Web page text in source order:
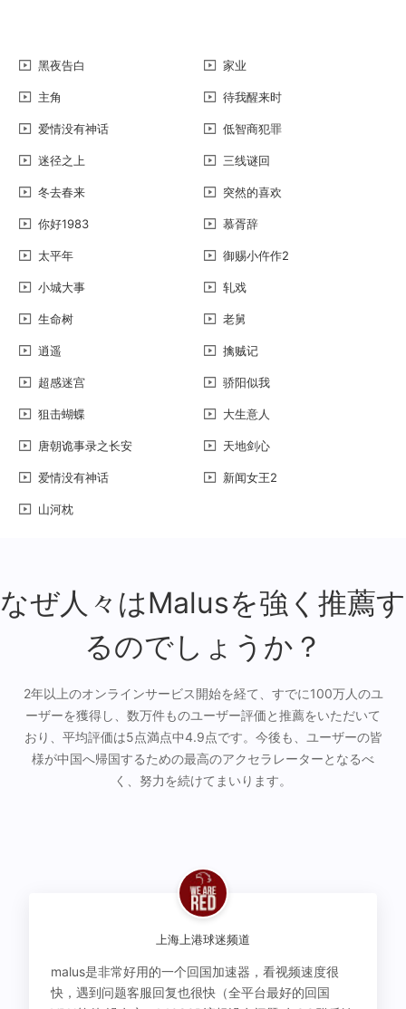
黑夜告白 家业
主角 待我醒来时
爱情没有神话 低智商犯罪
迷径之上 三线谜回
冬去春来 突然的喜欢
你好1983 慕胥辞
太平年 御赐小仵作2
小城大事 轧戏
生命树 老舅
逍遥 擒贼记
超感迷宫 骄阳似我
狙击蝴蝶 大生意人
唐朝诡事录之长安 天地剑心
爱情没有神话 新闻女王2
山河枕
なぜ人々はMalusを強く推薦す
るのでしょうか？
2年以上のオンラインサービス開始を経て、すでに100万人のユ
ーザーを獲得し、数万件ものユーザー評価と推薦をいただいて
おり、平均評価は5点満点中4.9点です。今後も、ユーザーの皆
様が中国へ帰国するための最高のアクセラレーターとなるべ
く、努力を続けてまいります。
上海上港球迷频道
malus是非常好用的一个回国加速器，看视频速度很
快，遇到问题客服回复也很快（全平台最好的回国